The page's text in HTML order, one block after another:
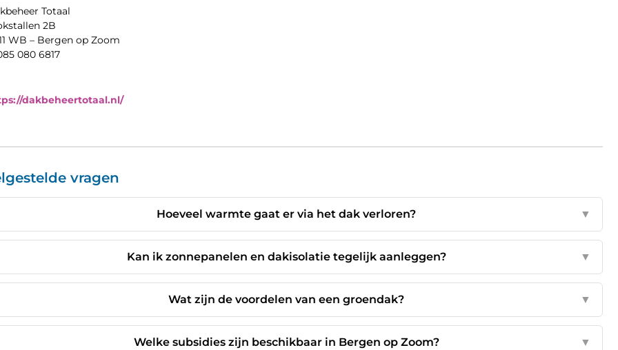
Totaal
2B
WB – Bergen op Zoom
080 6817
dakbeheertotaal.nl/
vragen
Hoeveel warmte gaat er via het dak verloren? ▼
Kan ik zonnepanelen en dakisolatie tegelijk aanleggen? ▼
Wat zijn de voordelen van een groendak? ▼
Welke subsidies zijn beschikbaar in Bergen op Zoom? ▼